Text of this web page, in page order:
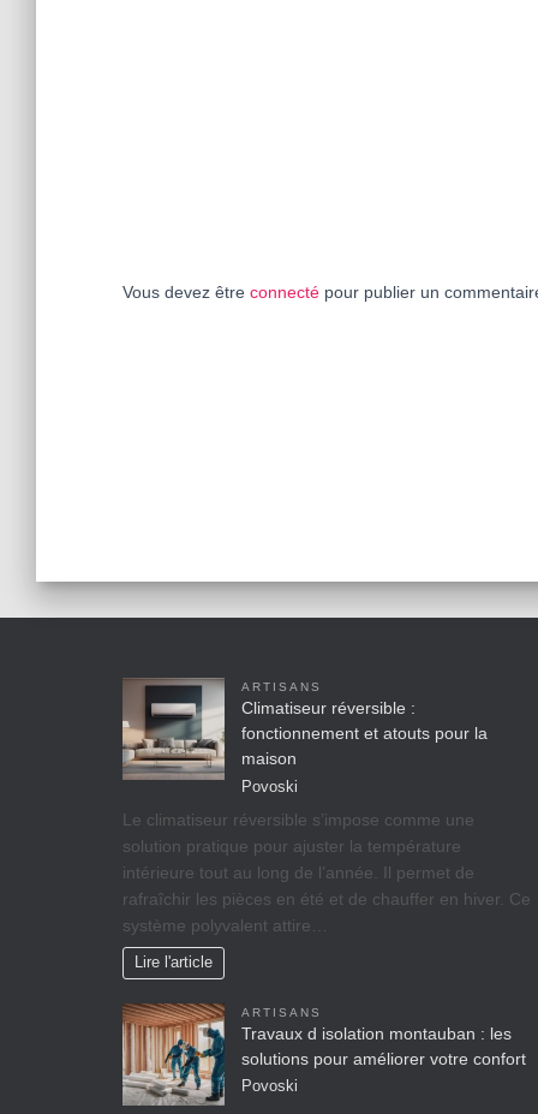
Vous devez être connecté pour publier un
ARTISANS
Climatiseur réversible :
fonctionnement et atouts pour la
maison
Povoski
Le climatiseur réversible s’impose comme une
solution pratique pour ajuster la température
intérieure tout au long de l’année. Il permet de
rafraîchir les pièces en été et de chauffer en hiver. Ce
système polyvalent attire…
Lire l'article
ARTISANS
Travaux d isolation montauban : les
solutions pour améliorer votre confort
Povoski